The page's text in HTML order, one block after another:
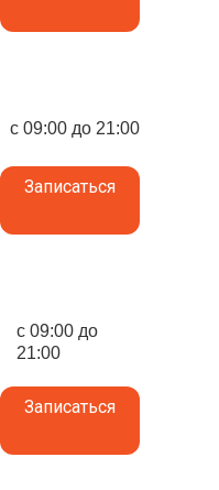
с 09:00 до 21:00
Записаться
с 09:00 до
21:00
Записаться